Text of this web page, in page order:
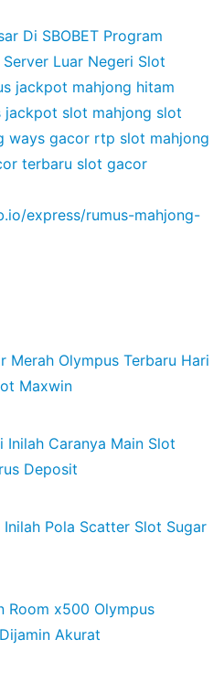
Di SBOBET Program
Server Luar Negeri Slot
jackpot mahjong hitam
jackpot slot mahjong slot
ways gacor rtp slot mahjong
terbaru slot gacor
express/rumus-mahjong-
Merah Olympus Terbaru Hari
Maxwin
Inilah Caranya Main Slot
Deposit
Pola Scatter Slot Sugar
Room x500 Olympus
Akurat